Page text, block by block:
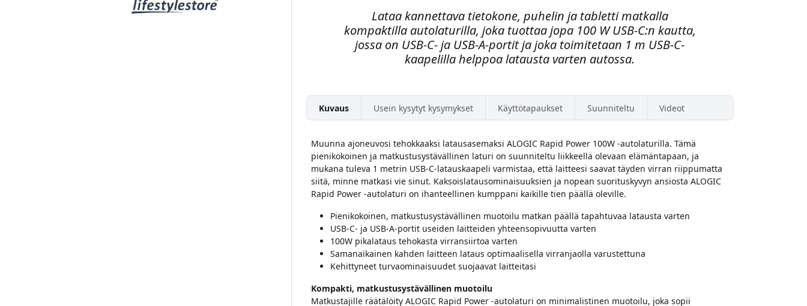
Lataa kannettava tietokone, puhelin ja tabletti matkalla
kompaktilla autolaturilla, joka tuottaa jopa 100 W USB-C:n kautta,
jossa on USB-C- ja USB-A-portit ja joka toimitetaan 1 m USB-C-
kaapelilla helppoa latausta varten autossa.
Kuvaus Usein kysytyt kysymykset Käyttötapaukset Suunniteltu Videot
Muunna ajoneuvosi tehokkaaksi latausasemaksi ALOGIC Rapid Power 100W -autolaturilla. Tämä
pienikokoinen ja matkustusystävällinen laturi on suunniteltu liikkeellä olevaan elämäntapaan, ja
mukana tuleva 1 metrin USB-C-latauskaapeli varmistaa, että laitteesi saavat täyden virran riippumatta
siitä, minne matkasi vie sinut. Kaksoislatausominaisuuksien ja nopean suorituskyvyn ansiosta ALOGIC
Rapid Power -autolaturi on ihanteellinen kumppani kaikille tien päällä oleville.
Pienikokoinen, matkustusystävällinen muotoilu matkan päällä tapahtuvaa latausta varten
USB-C- ja USB-A-portit useiden laitteiden yhteensopivuutta varten
100W pikalataus tehokasta virransiirtoa varten
Samanaikainen kahden laitteen lataus optimaalisella virranjaolla varustettuna
Kehittyneet turvaominaisuudet suojaavat laitteitasi
Kompakti, matkustusystävällinen muotoilu
Matkustajille räätälöity ALOGIC Rapid Power -autolaturi on minimalistinen muotoilu, joka sopii